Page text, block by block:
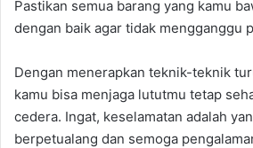
Pastikan semua barang yang kamu
dengan baik agar tidak mengganggu
Dengan menerapkan teknik-teknik
kamu bisa menjaga lututmu tetap
cedera. Ingat, keselamatan adalah
berpetualang dan semoga